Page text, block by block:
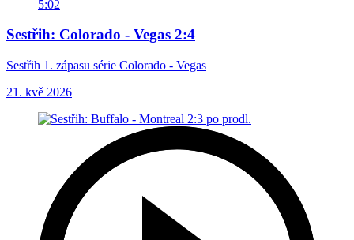
5:02
Sestřih: Colorado - Vegas 2:4
Sestřih 1. zápasu série Colorado - Vegas
21. kvě 2026